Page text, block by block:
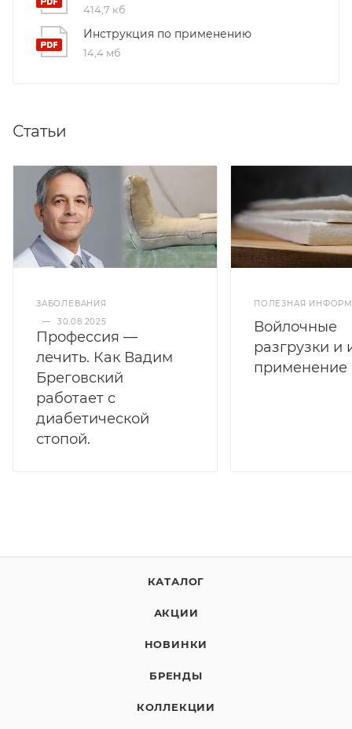
414,7 кб
Инструкция по применению
14,4 мб
Статьи
ЗАБОЛЕВАНИЯ
—
30.08.2025
Профессия —
лечить. Как Вадим
Бреговский
работает с
диабетической
стопой.
ПОЛЕЗНАЯ
Войлочные
разгрузки и
применение
КАТАЛОГ
АКЦИИ
НОВИНКИ
БРЕНДЫ
КОЛЛЕКЦИИ